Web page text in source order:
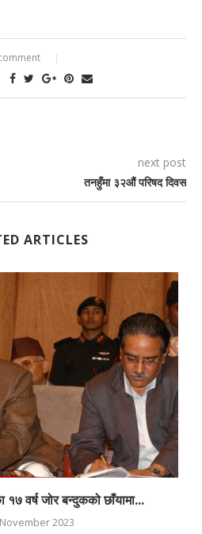
next post
तनहुँमा ३२औं परिषद दिवस
ARTICLES
१७ वर्ष जोर बन्दुकको छाँयामा...
2023